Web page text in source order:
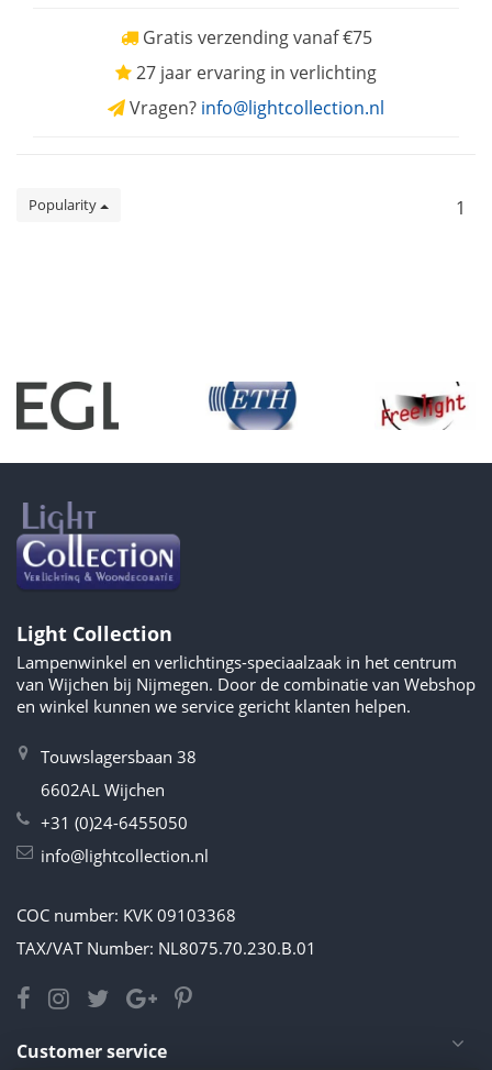
Gratis verzending vanaf €75
27 jaar ervaring in verlichting
Vragen? info@lightcollection.nl
Popularity 1
Light Collection
Lampenwinkel en verlichtings-speciaalzaak in het centrum
van Wijchen bij Nijmegen. Door de combinatie van Webshop
en winkel kunnen we service gericht klanten helpen.
Touwslagersbaan 38
6602AL Wijchen
+31 (0)24-6455050
info@lightcollection.nl
COC number: KVK 09103368
TAX/VAT Number: NL8075.70.230.B.01
Customer service